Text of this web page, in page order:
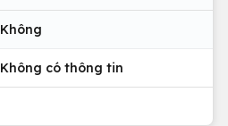
Không
Không có thông tin